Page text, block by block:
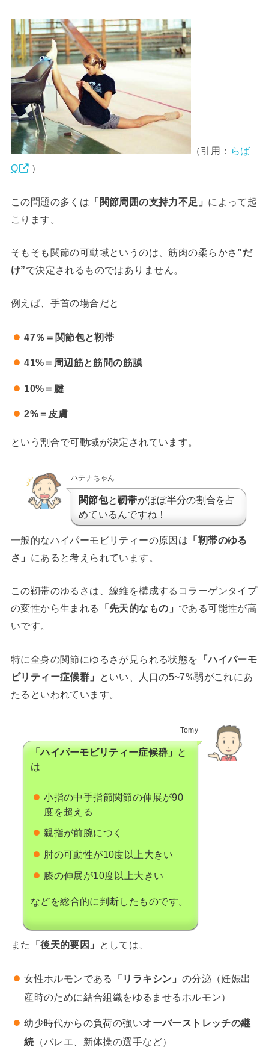
（引用： らば
Q
）
この問題の多くは 「関節周囲の支持力不足」 によって起
こります。
そもそも関節の可動域というのは、筋肉の柔らかさ ”だ
け”で決定されるものではありません。
例えば、手首の場合だと
47％＝関節包と靭帯
41%＝周辺筋と筋間の筋膜
10%＝腱
2%＝皮膚
という割合で可動域が決定されています。
ハテナちゃん
関節包と靭帯がほぼ半分の割合を占
めているんですね！
一般的なハイパーモビリティーの原因は 「靭帯のゆる
さ」 にあると考えられています。
この靭帯のゆるさは、線維を構成するコラーゲンタイプ
の変性から生まれる
「先天的なもの」 である可能性が高
いです。
特に全身の関節にゆるさが見られる状態を 「ハイパーモ
ビリティー症候群」
といい、人口の5~7%弱がこれにあ
たるといわれています。
Tomy
「ハイパーモビリティー症候群」と
は
小指の中手指節関節の伸展が90
度を超える
親指が前腕につく
肘の可動性が10度以上大きい
膝の伸展が10度以上大きい
などを総合的に判断したものです。
また 「後天的要因」 としては、
女性ホルモンである 「リラキシン」 の分泌（妊娠出
産時のために結合組織をゆるませるホルモン）
幼少時代からの負荷の強いオーバーストレッチの継
続 （バレエ、新体操の選手など）